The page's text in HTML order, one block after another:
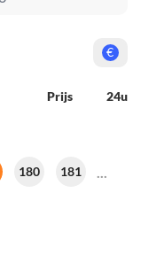
€
Prijs 24u
180 181